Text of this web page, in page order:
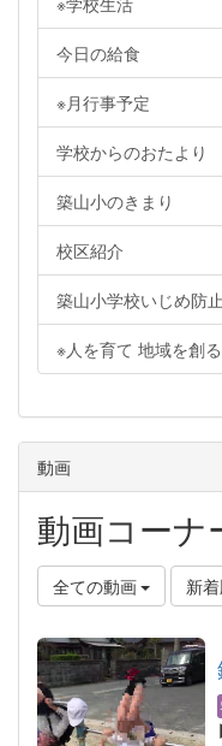
今日の給食
※月行事予定
学校からのおたより
築山小のきまり
校区紹介
築山小学校いじめ防
※人を育て 地域を創る
動画
動画コーナ
全ての動画 新